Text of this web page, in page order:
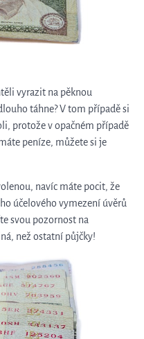
vyrazit na pěknou
táhne? V tom případě si
protože v opačném případě
peníze, můžete si je
navíc máte pocit, že
účelového vymezení úvěrů
svou pozornost na
než ostatní půjčky!